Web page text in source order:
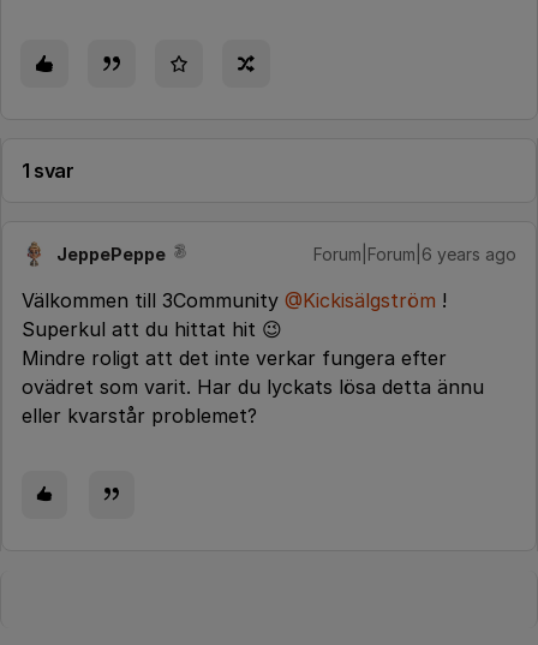
1 svar
JeppePeppe Forum|Forum|6 years ago
Välkommen till 3Community @Kickisälgström !
Superkul att du hittat hit 😉
Mindre roligt att det inte verkar fungera efter
ovädret som varit. Har du lyckats lösa detta ännu
eller kvarstår problemet?